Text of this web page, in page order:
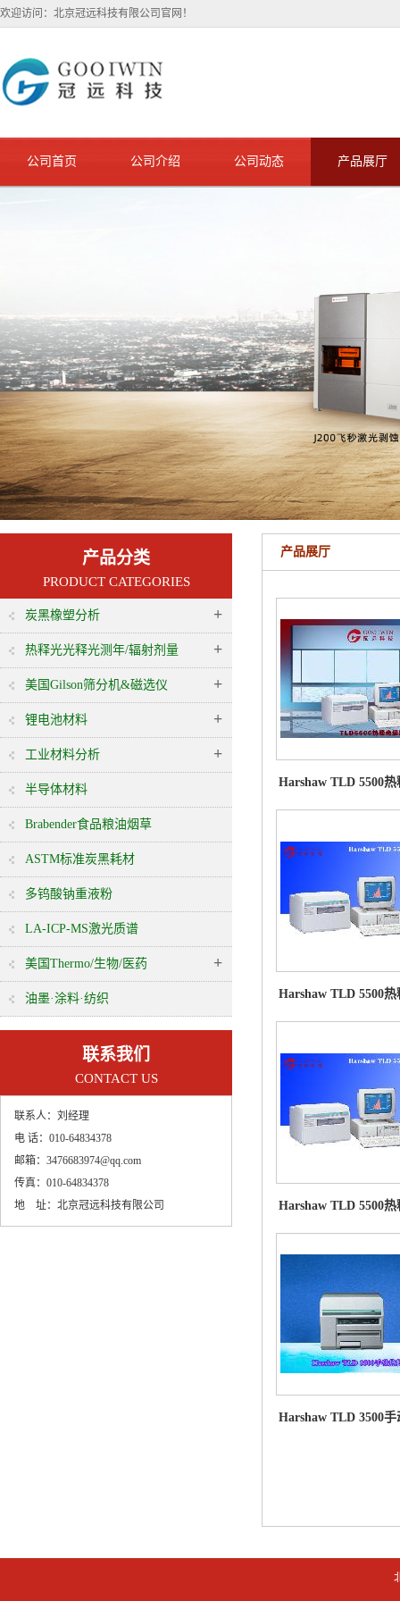
欢迎访问：北京冠远科技有限公司官网！
公司首页 公司介绍 公司动态 产品展厅
产品分类
PRODUCT CATEGORIES
炭黑橡塑分析 +
热释光光释光测年/辐射剂量 +
美国Gilson筛分机&磁选仪 +
锂电池材料 +
工业材料分析 +
半导体材料
Brabender食品粮油烟草
ASTM标准炭黑耗材
多钨酸钠重液粉
LA-ICP-MS激光质谱
美国Thermo/生物/医药 +
油墨·涂料·纺织
联系我们
CONTACT US
联系人： 刘经理
电 话： 010-64834378
邮箱： 3476683974@qq.com
传真： 010-64834378
地 址： 北京冠远科技有限公司
产品展厅
Harshaw TLD 5500
Harshaw TLD 5500
Harshaw TLD 5500
产品价格
Harshaw TLD 3500